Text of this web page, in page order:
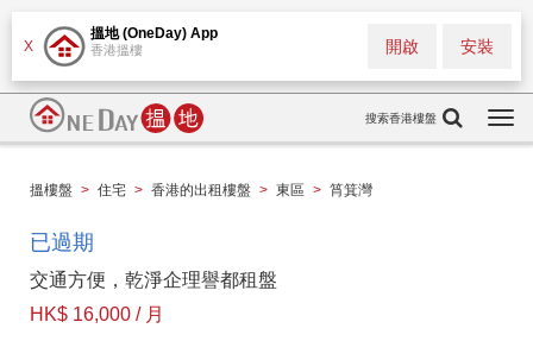
X
搵地 (OneDay) App
香港搵樓 安裝
開啟
搜索香港樓盤
搵樓盤 > 住宅 > 香港的出租樓盤 > 東區 > 筲箕灣
已過期
交通方便，乾淨企理譽都租盤
HK$ 16,000 / 月